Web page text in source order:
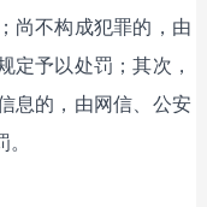
尚不构成犯罪的，由
定予以处罚；其次，
息的，由网信、公安